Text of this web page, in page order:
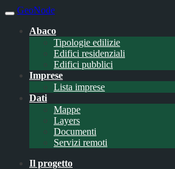
GeoNode
Abaco
Tipologie edilizie
Edifici residenziali
Edifici pubblici
Imprese
Lista imprese
Dati
Mappe
Layers
Documenti
Servizi remoti
Il progetto